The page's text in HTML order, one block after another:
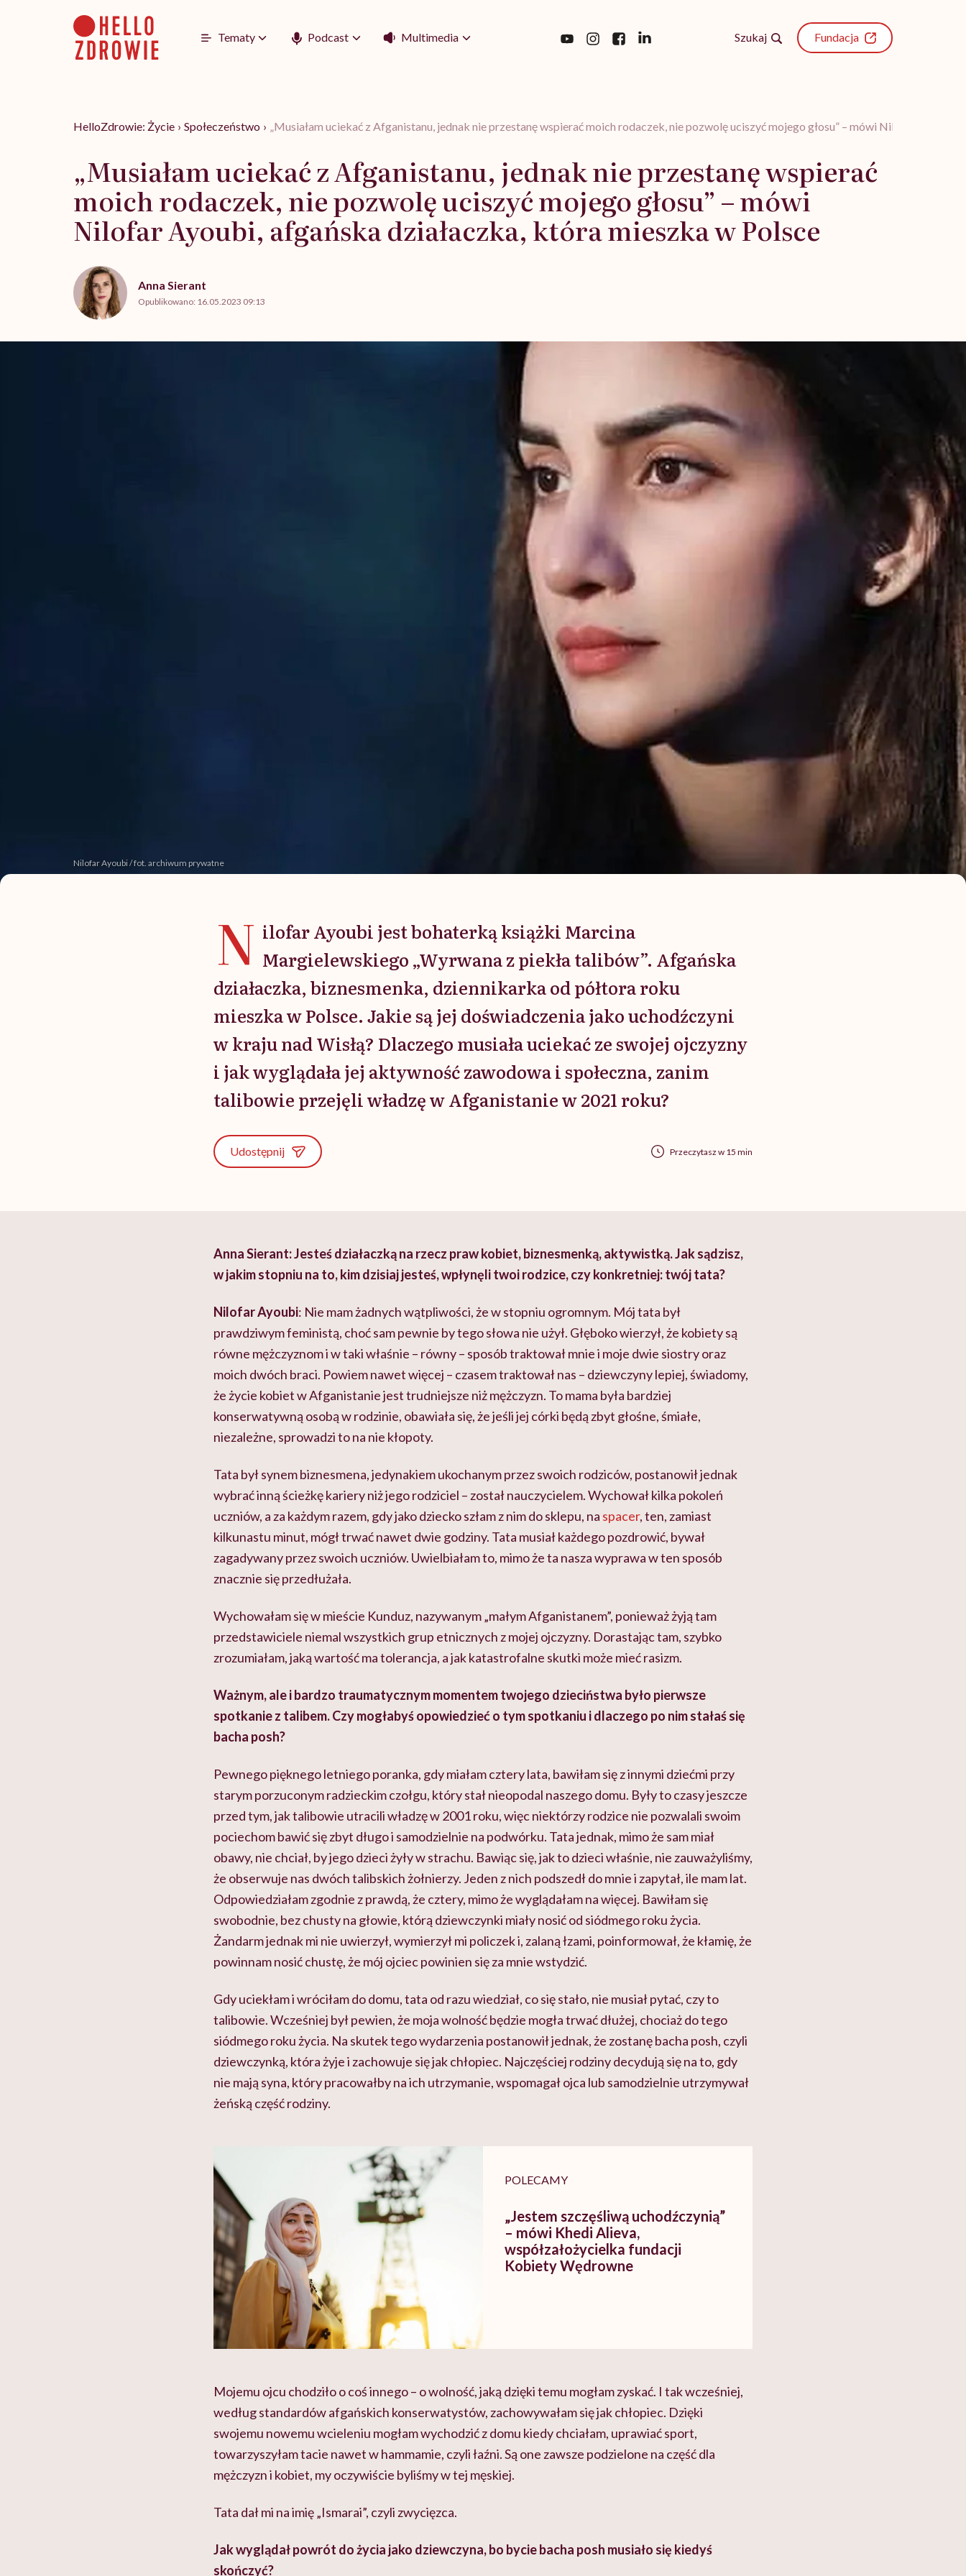
Tematy Podcast Multimedia Szukaj Fundacja
HelloZdrowie: Życie › Społeczeństwo › „Musiałam uciekać z Afganistanu, jednak nie przestanę wspierać moich rodaczek, nie pozwolę uciszyć mojego głosu” – mówi Nilofar Ayoubi,
„Musiałam uciekać z Afganistanu, jednak nie przestanę wspierać
moich rodaczek, nie pozwolę uciszyć mojego głosu” – mówi
Nilofar Ayoubi, afgańska działaczka, która mieszka w Polsce
Anna Sierant
Opublikowano: 16.05.2023 09:13
Nilofar Ayoubi / fot. archiwum prywatne
N ilofar Ayoubi jest bohaterką książki Marcina
Margielewskiego „Wyrwana z piekła talibów”. Afgańska
działaczka, biznesmenka, dziennikarka od półtora roku
mieszka w Polsce. Jakie są jej doświadczenia jako uchodźczyni
w kraju nad Wisłą? Dlaczego musiała uciekać ze swojej ojczyzny
i jak wyglądała jej aktywność zawodowa i społeczna, zanim
talibowie przejęli władzę w Afganistanie w 2021 roku?
Udostępnij Przeczytasz w 15 min
Anna Sierant: Jesteś działaczką na rzecz praw kobiet, biznesmenką, aktywistką. Jak sądzisz,
w jakim stopniu na to, kim dzisiaj jesteś, wpłynęli twoi rodzice, czy konkretniej: twój tata?
NilofarAyoubi: Nie mam żadnych wątpliwości, że w stopniu ogromnym. Mój tata był
prawdziwym feministą, choć sam pewnie by tego słowa nie użył. Głęboko wierzył, że kobiety są
równe mężczyznom i w taki właśnie – równy – sposób traktował mnie i moje dwie siostry oraz
moich dwóch braci. Powiem nawet więcej – czasem traktował nas – dziewczyny lepiej, świadomy,
że życie kobiet w Afganistanie jest trudniejsze niż mężczyzn. To mama była bardziej
konserwatywną osobą w rodzinie, obawiała się, że jeśli jej córki będą zbyt głośne, śmiałe,
niezależne, sprowadzi to na nie kłopoty.
Tata był synem biznesmena, jedynakiem ukochanym przez swoich rodziców, postanowił jednak
wybrać inną ścieżkę kariery niż jego rodziciel – został nauczycielem. Wychował kilka pokoleń
uczniów, a za każdym razem, gdy jako dziecko szłam z nim do sklepu, na spacer, ten, zamiast
kilkunastu minut, mógł trwać nawet dwie godziny. Tata musiał każdego pozdrowić, bywał
zagadywany przez swoich uczniów. Uwielbiałam to, mimo że ta nasza wyprawa w ten sposób
znacznie się przedłużała.
Wychowałam się w mieście Kunduz, nazywanym „małym Afganistanem”, ponieważ żyją tam
przedstawiciele niemal wszystkich grup etnicznych z mojej ojczyzny. Dorastając tam, szybko
zrozumiałam, jaką wartość ma tolerancja, a jak katastrofalne skutki może mieć rasizm.
Ważnym, ale i bardzo traumatycznym momentem twojego dzieciństwa było pierwsze
spotkanie z talibem. Czy mogłabyś opowiedzieć o tym spotkaniu i dlaczego po nimstałaś się
bacha posh?
Pewnego pięknego letniego poranka, gdy miałam cztery lata, bawiłam się z innymi dziećmi przy
starym porzuconym radzieckim czołgu, który stał nieopodal naszego domu. Były to czasy jeszcze
przed tym, jak talibowie utracili władzę w 2001 roku, więc niektórzy rodzice nie pozwalali swoim
pociechom bawić się zbyt długo i samodzielnie na podwórku. Tata jednak, mimo że sam miał
obawy, nie chciał, by jego dzieci żyły w strachu. Bawiąc się, jak to dzieci właśnie, nie zauważyliśmy,
że obserwuje nas dwóch talibskich żołnierzy. Jeden z nich podszedł do mnie i zapytał, ile mam lat.
Odpowiedziałam zgodnie z prawdą, że cztery, mimo że wyglądałam na więcej. Bawiłam się
swobodnie, bez chusty na głowie, którą dziewczynki miały nosić od siódmego roku życia.
Żandarm jednak mi nie uwierzył, wymierzył mi policzek i, zalaną łzami, poinformował, że kłamię, że
powinnam nosić chustę, że mój ojciec powinien się za mnie wstydzić.
Gdy uciekłam i wróciłam do domu, tata od razu wiedział, co się stało, nie musiał pytać, czy to
talibowie. Wcześniej był pewien, że moja wolność będzie mogła trwać dłużej, chociaż do tego
siódmego roku życia. Na skutek tego wydarzenia postanowił jednak, że zostanę bacha posh, czyli
dziewczynką, która żyje i zachowuje się jak chłopiec. Najczęściej rodziny decydują sięna to, gdy
nie mają syna, który pracowałby na ich utrzymanie, wspomagał ojca lub samodzielnie utrzymywał
żeńską część rodziny.
POLECAMY
„Jestem szczęśliwą uchodźczynią”
– mówi Khedi Alieva,
współzałożycielka fundacji
Kobiety Wędrowne
Mojemu ojcu chodziło o coś innego – o wolność, jaką dzięki temu mogłam zyskać. I tak wcześniej,
według standardów afgańskich konserwatystów, zachowywałam się jak chłopiec. Dzięki
swojemu nowemu wcieleniu mogłam wychodzić z domu kiedy chciałam, uprawiać sport,
towarzyszyłam tacie nawet w hammamie, czyli łaźni. Są one zawsze podzielone na część dla
mężczyzn i kobiet, my oczywiście byliśmy w tej męskiej.
Tata dał mi na imię „Ismarai”, czyli zwycięzca.
Jak wyglądał powrót do życia jako dziewczyna, bo byciebacha posh musiało się kiedyś
skończyć?